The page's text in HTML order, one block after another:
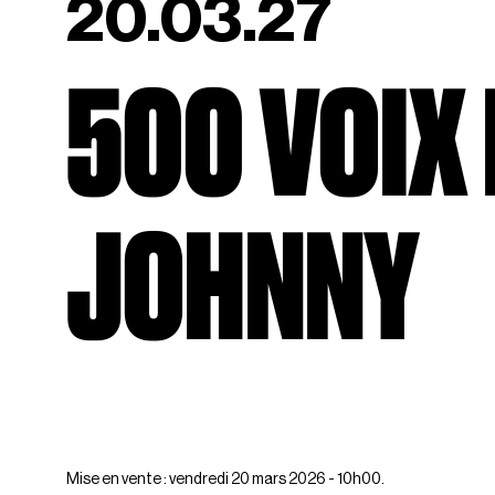
20.03.27
500 VOIX
JOHNNY
Mise en vente : vendredi 20 mars 2026 - 10h00.